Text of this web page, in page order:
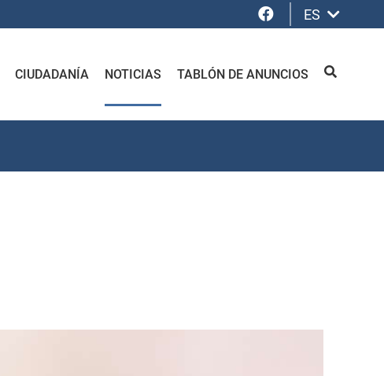
Facebook
ES
CIUDADANÍA NOTICIAS TABLÓN DE ANUNCIOS BUSCAR